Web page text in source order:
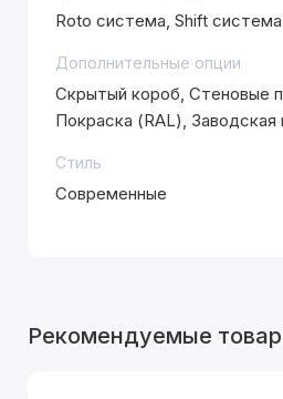
Roto система, Shift система
Дополнительные опции
Скрытый короб, Стеновые
Покраска (RAL), Заводская
Стиль
Современные
Рекомендуемые